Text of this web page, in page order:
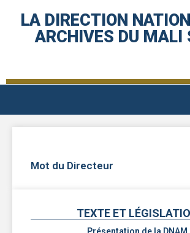
LA DIRECTION
ARCHIVES DU MALI
Mot du Directeur
TEXTE ET